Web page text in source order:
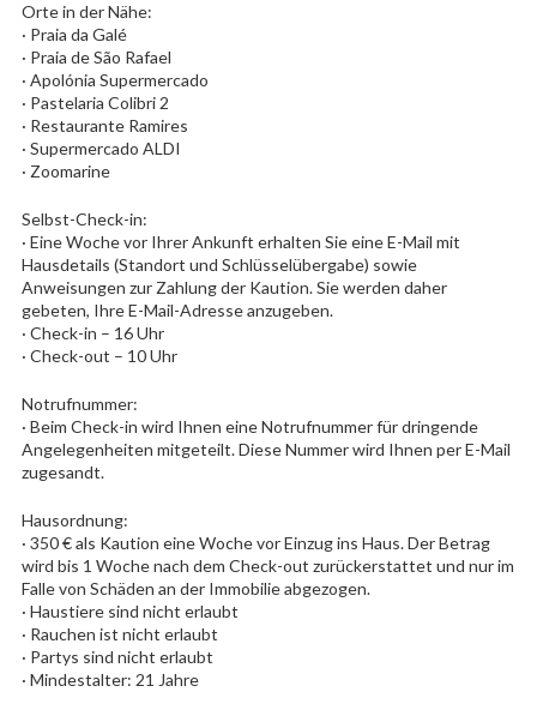
Orte in der Nähe:
· Praia da Galé
· Praia de São Rafael
· Apolónia Supermercado
· Pastelaria Colibri 2
· Restaurante Ramires
· Supermercado ALDI
· Zoomarine
Selbst-Check-in:
· Eine Woche vor Ihrer Ankunft erhalten Sie eine E-Mail mit
Hausdetails (Standort und Schlüsselübergabe) sowie
Anweisungen zur Zahlung der Kaution. Sie werden daher
gebeten, Ihre E-Mail-Adresse anzugeben.
· Check-in – 16 Uhr
· Check-out – 10 Uhr
Notrufnummer:
· Beim Check-in wird Ihnen eine Notrufnummer für dringende
Angelegenheiten mitgeteilt. Diese Nummer wird Ihnen per E-Mail
zugesandt.
Hausordnung:
· 350 € als Kaution eine Woche vor Einzug ins Haus. Der Betrag
wird bis 1 Woche nach dem Check-out zurückerstattet und nur im
Falle von Schäden an der Immobilie abgezogen.
· Haustiere sind nicht erlaubt
· Rauchen ist nicht erlaubt
· Partys sind nicht erlaubt
· Mindestalter: 21 Jahre